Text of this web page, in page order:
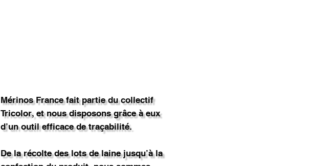
Mérinos France fait partie du collectif
Tricolor, et nous disposons grâce à eux
d’un outil efficace de traçabilité.
De la récolte des lots de laine jusqu’à la